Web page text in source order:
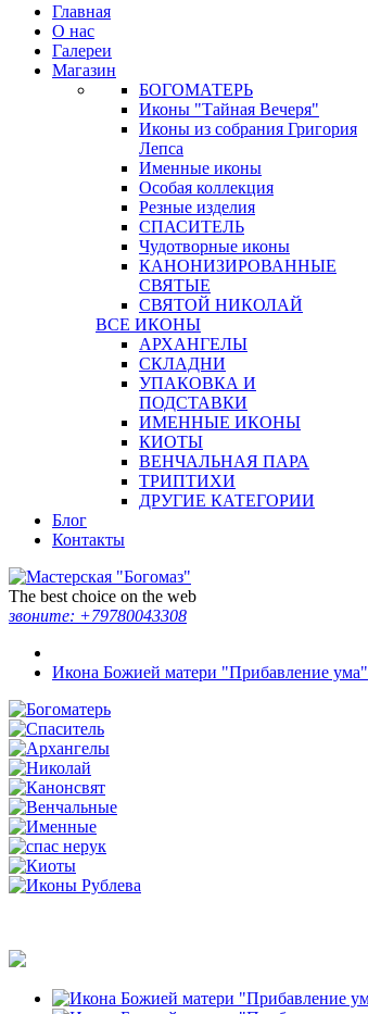
Главная
О нас
Галереи
Магазин
БОГОМАТЕРЬ
Иконы "Тайная Вечеря"
Иконы из собрания Григория
Лепса
Именные иконы
Особая коллекция
Резные изделия
СПАСИТЕЛЬ
Чудотворные иконы
КАНОНИЗИРОВАННЫЕ
СВЯТЫЕ
СВЯТОЙ НИКОЛАЙ
ВСЕ ИКОНЫ
АРХАНГЕЛЫ
СКЛАДНИ
УПАКОВКА И
ПОДСТАВКИ
ИМЕННЫЕ ИКОНЫ
КИОТЫ
ВЕНЧАЛЬНАЯ ПАРА
ТРИПТИХИ
ДРУГИЕ КАТЕГОРИИ
Блог
Контакты
The best choice on the web
звоните: +79780043308
Икона Божией матери "Прибавление ума"